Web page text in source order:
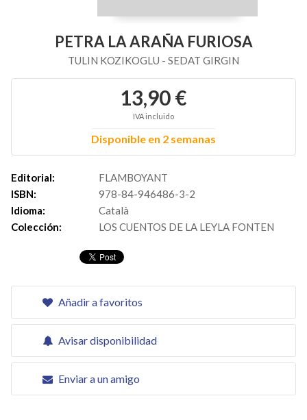
PETRA LA ARAÑA FURIOSA
TULIN KOZIKOGLU - SEDAT GIRGIN
13,90 €
IVA incluido
Disponible en 2 semanas
Editorial:
FLAMBOYANT
ISBN:
978-84-946486-3-2
Idioma:
Català
Colección:
LOS CUENTOS DE LA LEYLA FONTEN
Añadir a favoritos
Avisar disponibilidad
Enviar a un amigo